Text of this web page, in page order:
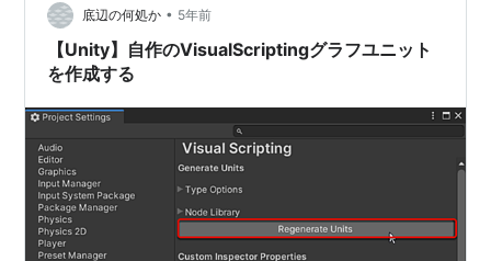
にパブリックリポジトリを…
底辺の何処か • 5年前
【Unity】自作のVisualScriptingグラフユニット
を作成する